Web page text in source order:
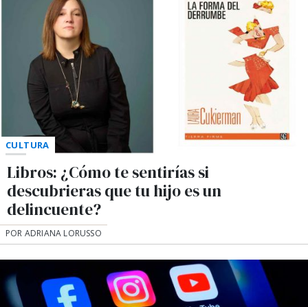
CULTURA
Libros: ¿Cómo te sentirías si
descubrieras que tu hijo es un
delincuente?
POR ADRIANA LORUSSO